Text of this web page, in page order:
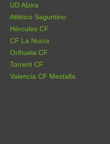
UD Alzira
Atlético Saguntino
Hércules CF
CF La Nucía
Orihuela CF
Torrent CF
Valencia CF Mestalla